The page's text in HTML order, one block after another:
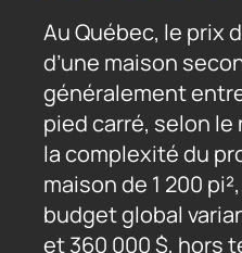
Au Québec, le prix
d’une maison
généralement
pied carré, selon
la complexité du
maison de 1 200
budget global
et 360 000 $, hors